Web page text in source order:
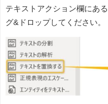
テキストアクション欄にある
グ&ドロップしてください。